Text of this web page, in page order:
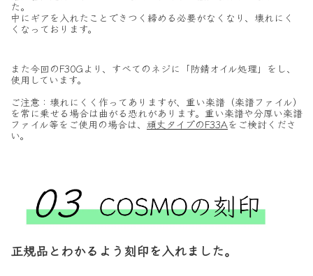
た。
中にギアを入れたことできつく締める必要がなくなり、壊れにく
くなっております。
また今回のF30Gより、すべてのネジに「防錆オイル処理」をし、
使用しています。
ご注意：壊れにくく作ってありますが、重い楽譜（楽譜ファイル）
を常に乗せる場合は曲がる恐れがあります。重い楽譜や分厚い楽譜
ファイル等をご使用の場合は、 頑丈タイプのF33Aをご検討くださ
い。
正規品とわかるよう刻印を入れました。